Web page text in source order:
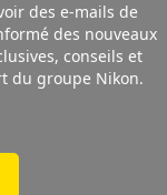
des e-mails de
des nouveaux
conseils et
du groupe Nikon.